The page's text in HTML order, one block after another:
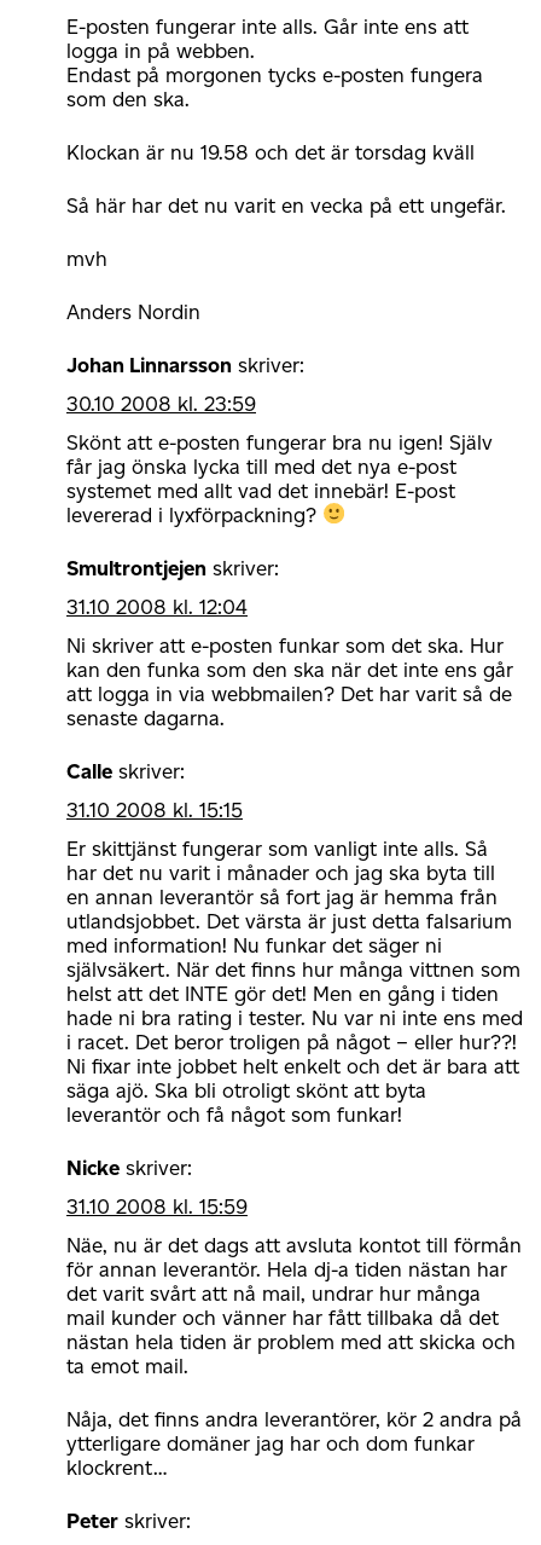
E-posten fungerar inte alls. Går inte ens att
logga in på webben.
Endast på morgonen tycks e-posten fungera
som den ska.
Klockan är nu 19.58 och det är torsdag kväll
Så här har det nu varit en vecka på ett ungefär.
mvh
Anders Nordin
Johan Linnarsson skriver:
30.10 2008 kl. 23:59
Skönt att e-posten fungerar bra nu igen! Själv
får jag önska lycka till med det nya e-post
systemet med allt vad det innebär! E-post
levererad i lyxförpackning?
Smultrontjejen skriver:
31.10 2008 kl. 12:04
Ni skriver att e-posten funkar som det ska. Hur
kan den funka som den ska när det inte ens går
att logga in via webbmailen? Det har varit så de
senaste dagarna.
Calle skriver:
31.10 2008 kl. 15:15
Er skittjänst fungerar som vanligt inte alls. Så
har det nu varit i månader och jag ska byta till
en annan leverantör så fort jag är hemma från
utlandsjobbet. Det värsta är just detta falsarium
med information! Nu funkar det säger ni
självsäkert. När det finns hur många vittnen som
helst att det INTE gör det! Men en gång i tiden
hade ni bra rating i tester. Nu var ni inte ens med
i racet. Det beror troligen på något – eller hur??!
Ni fixar inte jobbet helt enkelt och det är bara att
säga ajö. Ska bli otroligt skönt att byta
leverantör och få något som funkar!
Nicke skriver:
31.10 2008 kl. 15:59
Näe, nu är det dags att avsluta kontot till förmån
för annan leverantör. Hela dj-a tiden nästan har
det varit svårt att nå mail, undrar hur många
mail kunder och vänner har fått tillbaka då det
nästan hela tiden är problem med att skicka och
ta emot mail.
Nåja, det finns andra leverantörer, kör 2 andra på
ytterligare domäner jag har och dom funkar
klockrent…
Peter skriver: